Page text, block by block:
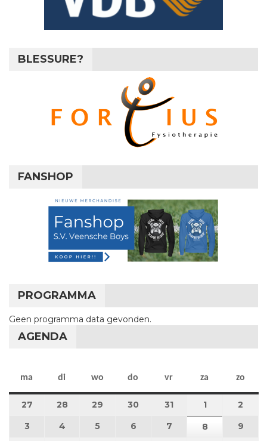
BLESSURE?
FANSHOP
PROGRAMMA
Geen programma data gevonden.
AGENDA
ma maandag
di dinsdag
wo woensdag
do donderdag
vr vrijdag
za zaterdag
zo
27 27 juli 2026
28 28 juli 2026
29 29 juli 2026
30 30 juli 2026
31 31 juli 2026
11 augustus
2
3 3 augustus 2026
4 4 augustus 2026
5 5 augustus 2026
6 6 augustus 2026
7 7 augustus 2026
88 augustus
9